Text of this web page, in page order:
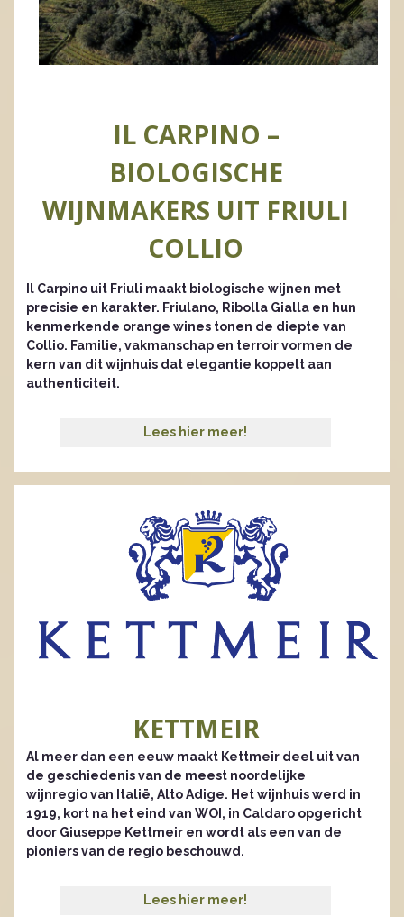
IL CARPINO –
BIOLOGISCHE
WIJNMAKERS UIT FRIULI
COLLIO
Il Carpino uit Friuli maakt biologische wijnen met
precisie en karakter. Friulano, Ribolla Gialla en hun
kenmerkende orange wines tonen de diepte van
Collio. Familie, vakmanschap en terroir vormen de
kern van dit wijnhuis dat elegantie koppelt aan
authenticiteit.
Lees hier meer!
KETTMEIR
Al meer dan een eeuw maakt Kettmeir deel uit van
de geschiedenis van de meest noordelijke
wijnregio van Italië, Alto Adige. Het wijnhuis werd in
1919, kort na het eind van WOI, in Caldaro opgericht
door Giuseppe Kettmeir en wordt als een van de
pioniers van de regio beschouwd.
Lees hier meer!